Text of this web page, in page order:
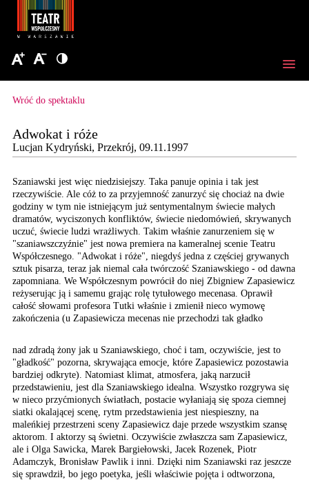
Wróć do spektaklu
Adwokat i róże
Lucjan Kydryński, Przekrój, 09.11.1997
Szaniawski jest więc niedzisiejszy. Taka panuje opinia i tak jest
rzeczywiście. Ale cóż to za przyjemność zanurzyć się chociaż na dwie
godziny w tym nie istniejącym już sentymentalnym świecie małych
dramatów, wyciszonych konfliktów, świecie niedomówień, skrywanych
uczuć, świecie ludzi wrażliwych. Takim właśnie zanurzeniem się w
"szaniawszczyźnie" jest nowa premiera na kameralnej scenie Teatru
Współczesnego. "Adwokat i róże", niegdyś jedna z częściej grywanych
sztuk pisarza, teraz jak niemal cała twórczość Szaniawskiego - od dawna
zapomniana. We Współczesnym powrócił do niej Zbigniew Zapasiewicz
reżyserując ją i samemu grając rolę tytułowego mecenasa. Oprawił
całość słowami profesora Tutki właśnie i zmienił nieco wymowę
zakończenia (u Zapasiewicza mecenas nie przechodzi tak gładko
nad zdradą żony jak u Szaniawskiego, choć i tam, oczywiście, jest to
"gładkość" pozorna, skrywająca emocje, które Zapasiewicz pozostawia
bardziej odkryte). Natomiast klimat, atmosfera, jaką narzucił
przedstawieniu, jest dla Szaniawskiego idealna. Wszystko rozgrywa się
w nieco przyćmionych światłach, postacie wyłaniają się spoza ciemnej
siatki okalającej scenę, rytm przedstawienia jest niespieszny, na
maleńkiej przestrzeni sceny Zapasiewicz daje przede wszystkim szansę
aktorom. I aktorzy są świetni. Oczywiście zwłaszcza sam Zapasiewicz,
ale i Olga Sawicka, Marek Bargiełowski, Jacek Rozenek, Piotr
Adamczyk, Bronisław Pawlik i inni. Dzięki nim Szaniawski raz jeszcze
się sprawdził, bo jego poetyka, jeśli właściwie pojęta i odtworzona,